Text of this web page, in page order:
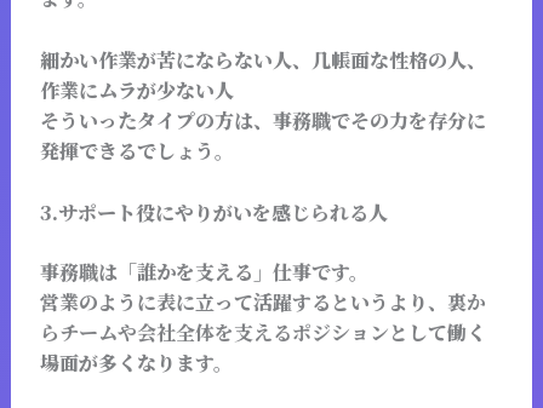
細かい作業が苦にならない人、几帳面な性格の人、
作業にムラが少ない人
そういったタイプの方は、事務職でその力を存分に
発揮できるでしょう。
3.サポート役にやりがいを感じられる人
事務職は「誰かを支える」仕事です。
営業のように表に立って活躍するというより、 裏か
らチームや会社全体を支えるポジションとして働く
場面が多くなります。